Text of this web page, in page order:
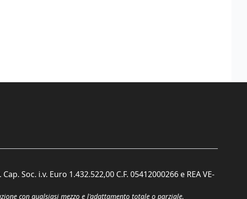
Soc. i.v. Euro 1.432.522,00 C.F. 05412000266 e REA VE-
con qualsiasi mezzo e l'adattamento totale o parziale.